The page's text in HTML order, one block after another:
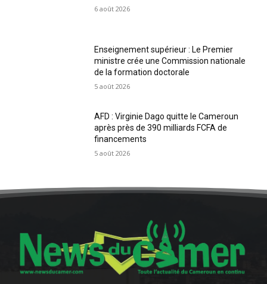
6 août 2026
Enseignement supérieur : Le Premier
ministre crée une Commission nationale
de la formation doctorale
5 août 2026
AFD : Virginie Dago quitte le Cameroun
après près de 390 milliards FCFA de
financements
5 août 2026